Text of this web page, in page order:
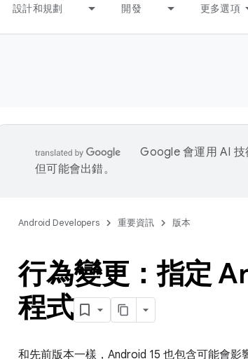
設計和規劃 開發 更多選項
Google 會運用 AI 技
但可能會出錯。
Android Developers 重要資訊 版本
行為變更：指定
程式
和先前版本一樣，Android 15 也包含可能會